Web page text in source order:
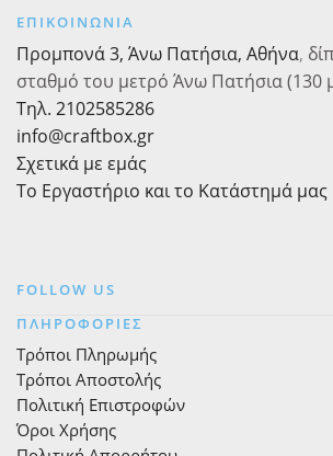
ΕΠΙΚΟΙΝΩΝΙΑ
Προμπονά 3, Άνω Πατήσια, Αθήνα,
σταθμό του μετρό Άνω Πατήσια (130
Τηλ. 2102585286
info@craftbox.gr
Σχετικά με εμάς
Το Εργαστήριο και το Κατάστημά μας
FOLLOW US
ΠΛΗΡΟΦΟΡΙΕΣ
Τρόποι Πληρωμής
Τρόποι Αποστολής
Πολιτική Επιστροφών
Όροι Χρήσης